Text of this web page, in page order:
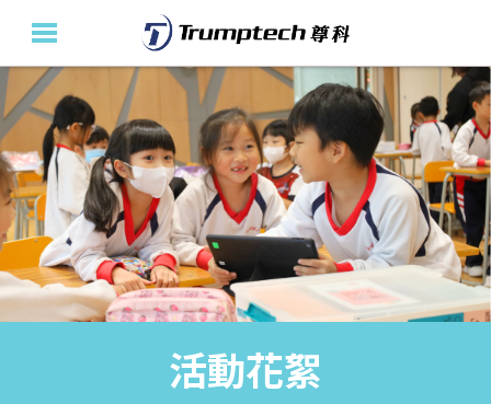
活動花絮
主頁
關於我們
教育產品及方案
活動花絮
最新消息
聯絡我們